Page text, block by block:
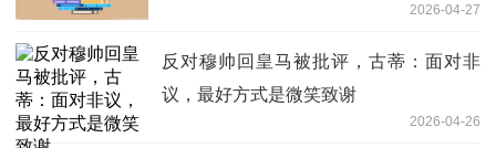
2026-04-27
反对穆帅回皇马被批评，古蒂：面对非
议，最好方式是微笑致谢
2026-04-26